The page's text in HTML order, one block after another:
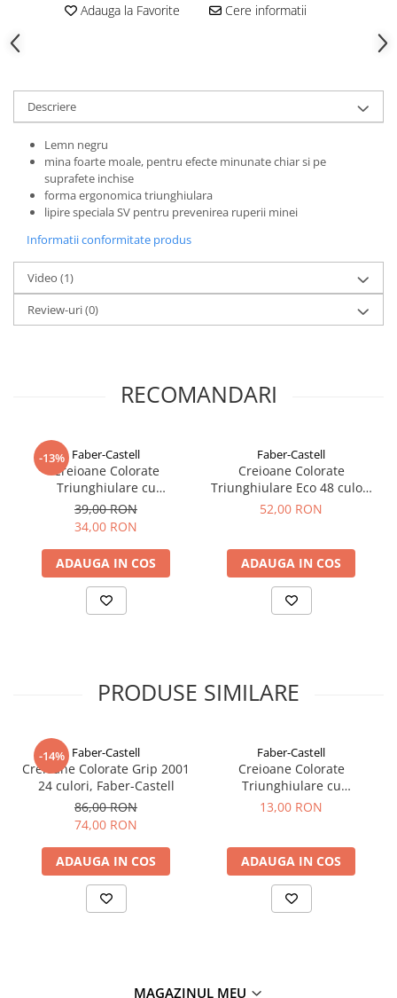
World Cup 2026
Papermate
Precision
Adauga la Favorite Cere informatii
Descriere
Lemn negru
mina foarte moale, pentru efecte minunate chiar si pe
suprafete inchise
forma ergonomica triunghiulara
lipire speciala SV pentru prevenirea ruperii minei
Informatii conformitate produs
Video (1)
Review-uri(0)
RECOMANDARI
-13% Faber-Castell
Creioane Colorate
Triunghiulare cu
Ascutitoare Eco 36 culori
Faber-Castell
39,00 RON
34,00 RON
ADAUGA IN COS
Faber-Castell
Creioane Colorate
Triunghiulare Eco 48 culori
cu Ascutitoare Faber-Castell
52,00 RON
ADAUGA IN COS
PRODUSE SIMILARE
-14% Faber-Castell
Creioane Colorate Grip 2001
24 culori, Faber-Castell
86,00 RON
74,00 RON
ADAUGA IN COS
Faber-Castell
Creioane Colorate
Triunghiulare cu
Ascutitoare Eco 12 culori
13,00 RON
ADAUGA IN COS
MAGAZINUL MEU